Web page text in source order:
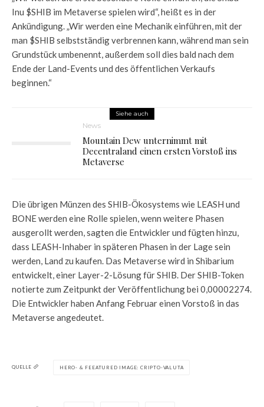
Inu $SHIB im Metaverse spielen wird“, heißt es in der
Ankündigung. „Wir werden eine Mechanik einführen, mit der
man $SHIB selbstständig verbrennen kann, während man sein
Grundstück umbenennt, außerdem soll dies bald nach dem
Ende der Land-Events und des öffentlichen Verkaufs
beginnen.“
Siehe auch
News
Mountain Dew unternimmt mit
Decentraland einen ersten Vorstoß ins
Metaverse
Die übrigen Münzen des SHIB-Ökosystems wie LEASH und
BONE werden eine Rolle spielen, wenn weitere Phasen
ausgerollt werden, sagten die Entwickler und fügten hinzu,
dass LEASH-Inhaber in späteren Phasen in der Lage sein
werden, Land zu kaufen. Das Metaverse wird in Shibarium
entwickelt, einer Layer-2-Lösung für SHIB. Der SHIB-Token
notierte zum Zeitpunkt der Veröffentlichung bei 0,00002274.
Die Entwickler haben Anfang Februar einen Vorstoß in das
Metaverse angedeutet.
QUELLE HERO- & FEEATURED IMAGE: CRIPTO-VALUTA